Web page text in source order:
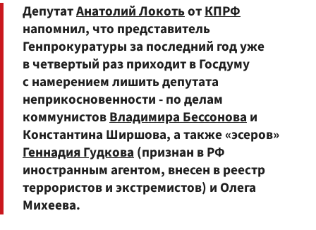
ДепутатАнатолий ЛокотьотКПРФ
напомнил, что представитель
Генпрокуратуры за последний год уже
в четвертый раз приходит в Госдуму
с намерением лишить депутата
неприкосновенности - по делам
коммунистовВладимира Бессоноваи
Константина Ширшова, а также «эсеров»
Геннадия Гудкова(признан в РФ
иностранным агентом, внесен в реестр
террористов и экстремистов) и Олега
Михеева.